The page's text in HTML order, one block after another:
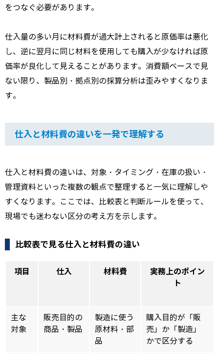
をつなぐ必要があります。
仕入量の多い月に材料費が過大計上されると原価率は悪化
し、逆に翌月に同じ材料を使用しても購入が少なければ原
価率が良化して見えることがあります。消費額ベースで見
ない限り、製品別・拠点別の採算分析は歪みやすくなりま
す。
仕入と材料費の違いを一発で理解する
仕入と材料費の違いは、対象・タイミング・在庫の扱い・
管理資料といった複数の観点で整理すると一気に理解しや
すくなります。ここでは、比較表と判断ルールを使って、
現場でも迷わない区分の考え方を示します。
比較表で見る仕入と材料費の違い
項目 仕入 材料費
実務上のポイン
ト
主な
対象
販売目的の
商品・製品
製造に使う
原材料・部
品
購入目的が「販
売」か「製造」
かで区分する